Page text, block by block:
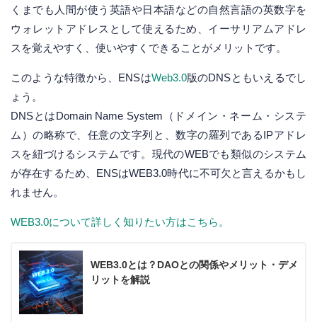
くまでも人間が使う英語や日本語などの自然言語の英数字を
ウォレットアドレスとして使えるため、イーサリアムアドレ
スを覚えやすく、使いやすくできることがメリットです。
このような特徴から、ENSはWeb3.0版のDNSともいえるでし
ょう。
DNSとはDomain Name System（ドメイン・ネーム・システ
ム）の略称で、任意の文字列と、数字の羅列であるIPアドレ
スを紐づけるシステムです。現代のWEBでも類似のシステム
が存在するため、ENSはWEB3.0時代に不可欠と言えるかもし
れません。
WEB3.0について詳しく知りたい方はこちら。
WEB3.0とは？DAOとの関係やメリット・デメ
リットを解説